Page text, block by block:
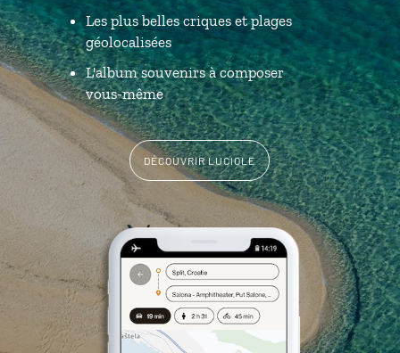
Les plus belles criques et plages
géolocalisées
L'album souvenirs à composer
vous-même
DÉCOUVRIR LUCIOLE